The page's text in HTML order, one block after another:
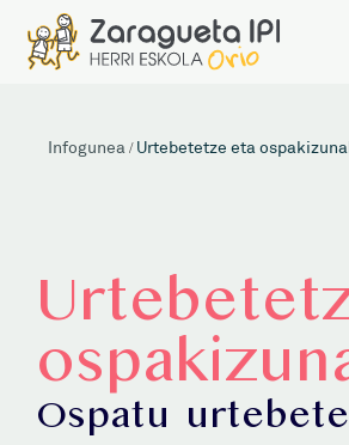
Infogunea /Urtebetetze eta
Ospatu